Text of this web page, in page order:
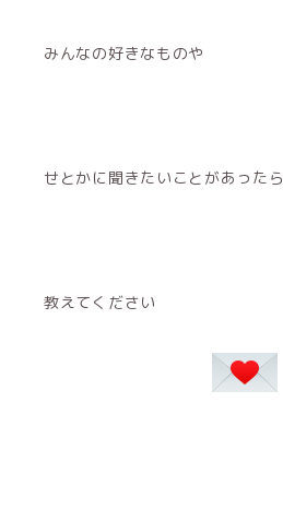
みんなの好きなものや
せとかに聞きたいことがあったら
教えてください